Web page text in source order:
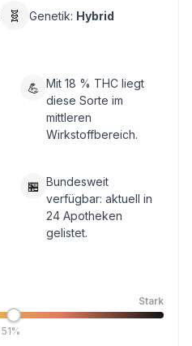
🧬 Genetik: Hybrid
💪 Mit 18 % THC liegt
diese Sorte im
mittleren
Wirkstoffbereich.
🏪 Bundesweit
verfügbar: aktuell in
24 Apotheken
gelistet.
Stark
51%